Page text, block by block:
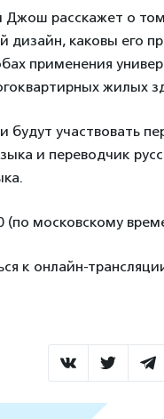
Джош расскажет о
дизайн, каковы его
применения
жилых
будут участвовать
и переводчик
(по московскому
к онлайн-